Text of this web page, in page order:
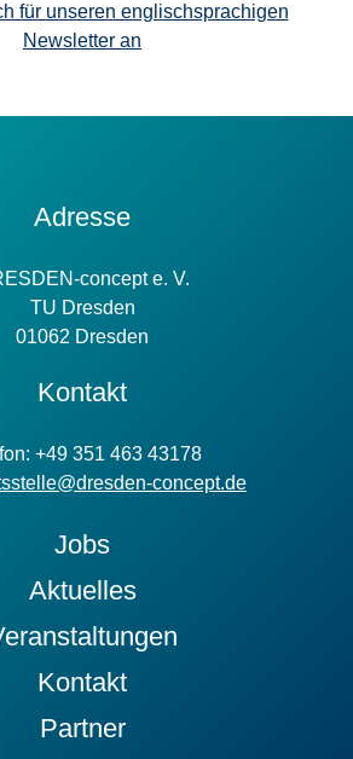
für unseren englischsprachigen
Newsletter an
Adresse
concept e. V.
TU Dresden
01062 Dresden
Kontakt
+49 351 463 43178
concept.de
Jobs
Aktuelles
Kontakt
Partner